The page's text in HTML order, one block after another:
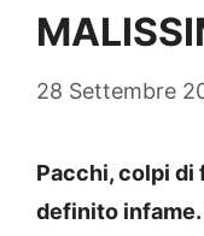
28 Settembre
Pacchi, colpi di
definito infame.